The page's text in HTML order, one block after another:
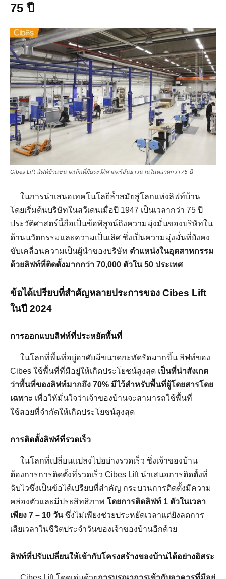
75 ปี
Cibes Lift ลิฟท์บ้านขนาดเล็กที่มีประวัติศาสตร์อันยาวนานในตลาดกว่า 75 ปี
ในการนำเสนอเทคโนโลยีล้ำสมัยสู่โลกแห่งลิฟท์บ้าน
โดยเริ่มต้นบริษัทในสวีเดนเมื่อปี 1947 เป็นเวลากว่า 75 ปี
ประวัติศาสตร์นี้ถือเป็นข้อพิสูจน์ถึงความมุ่งมั่นของบริษัทใน
ด้านนวัตกรรมและความเป็นเลิศ ซึ่งเป็นความมุ่งมั่นที่ยังคง
ขับเคลื่อนความเป็นผู้นำของบริษัท ตำแหน่งในอุตสาหกรรม
ด้วยลิฟท์ที่ติดตั้งมากกว่า 70,000 ตัวใน50 ประเทศ
ข้อได้เปรียบที่สำคัญหลายประการของ Cibes Lift
ในปี 2024
การออกแบบลิฟท์ที่ประหยัดพื้นที่
ในโลกที่พื้นที่อยู่อาศัยมีขนาดกะทัดรัดมากขึ้น ลิฟท์ของ
Cibes ใช้พื้นที่ที่มีอยู่ให้เกิดประโยชน์สูงสุด เป็นที่น่าสังเกต
ว่าพื้นที่ของลิฟท์มากถึง 70% มีไว้สำหรับพื้นที่ผู้โดยสารโดย
เฉพาะ เพื่อให้มั่นใจว่าเจ้าของบ้านจะสามารถใช้พื้นที่
ใช้สอยที่จำกัดให้เกิดประโยชน์สูงสุด
การติดตั้งลิฟท์ที่รวดเร็ว
ในโลกที่เปลี่ยนแปลงไปอย่างรวดเร็ว ซึ่งเจ้าของบ้าน
ต้องการการติดตั้งที่รวดเร็ว Cibes Lift นำเสนอการติดตั้งที่
ฉับไวซึ่งเป็นข้อได้เปรียบที่สำคัญ กระบวนการติดตั้งมีความ
คล่องตัวและมีประสิทธิภาพ โดยการติดลิฟท์ 1 ตัวในเวลา
เพียง 7 – 10 วันซึ่งไม่เพียงช่วยประหยัดเวลาแต่ยังลดการ
เสียเวลาในชีวิตประจำวันของเจ้าของบ้านอีกด้วย
ลิฟท์ที่ปรับเปลี่ยนให้เข้ากับโครงสร้างของบ้านได้อย่างอิสระ